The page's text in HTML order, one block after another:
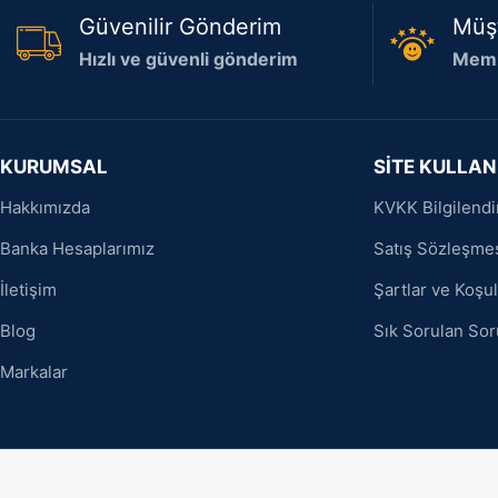
Güvenilir Gönderim
Hızlı ve güvenli gönderim
KURUMSAL
Hakkımızda
Banka Hesaplarımız
İletişim
Blog
Markalar
SİTE
KVKK
Satış
Şartlar ve
Sık Sorulan